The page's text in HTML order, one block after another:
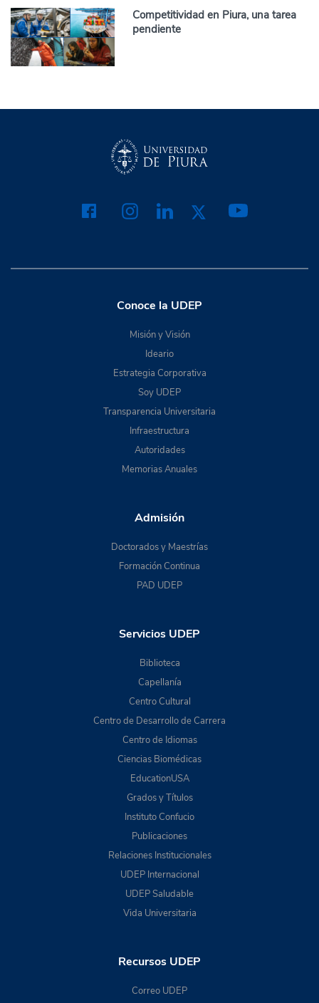
Competitividad en Piura, una tarea
pendiente
Conoce la UDEP
Misión y Visión
Ideario
Estrategia Corporativa
Soy UDEP
Transparencia Universitaria
Infraestructura
Autoridades
Memorias Anuales
Admisión
Doctorados y Maestrías
Formación Continua
PAD UDEP
Servicios UDEP
Biblioteca
Capellanía
Centro Cultural
Centro de Desarrollo de Carrera
Centro de Idiomas
Ciencias Biomédicas
EducationUSA
Grados y Títulos
Instituto Confucio
Publicaciones
Relaciones Institucionales
UDEP Internacional
UDEP Saludable
Vida Universitaria
Recursos UDEP
Correo UDEP